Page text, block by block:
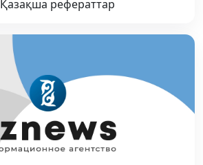
Қазақша рефераттар